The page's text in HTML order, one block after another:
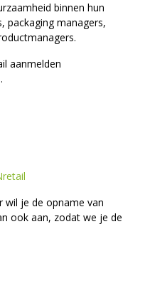
binnen hun
packaging managers,
aanmelden
.
wil je de opname van
ook aan, zodat we je de